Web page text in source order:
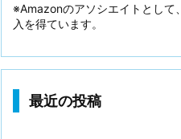
※Amazonのアソシエイトとして
入を得ています。
最近の投稿